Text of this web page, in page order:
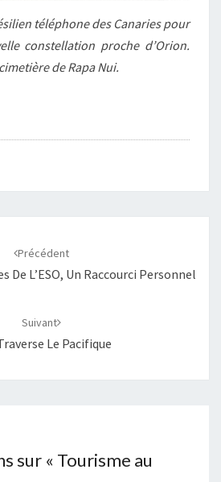
téléphone des Canaries pour
constellation proche d’Orion.
de Rapa Nui.
Précédent
De L’ESO, Un Raccourci Personnel
Suivant
Le Pacifique
sur « Tourisme au